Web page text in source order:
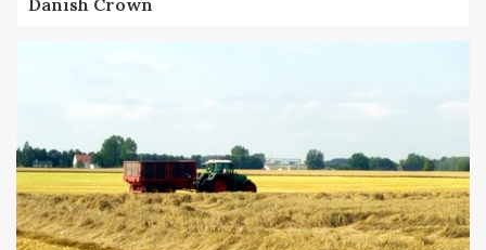
Danish Crown